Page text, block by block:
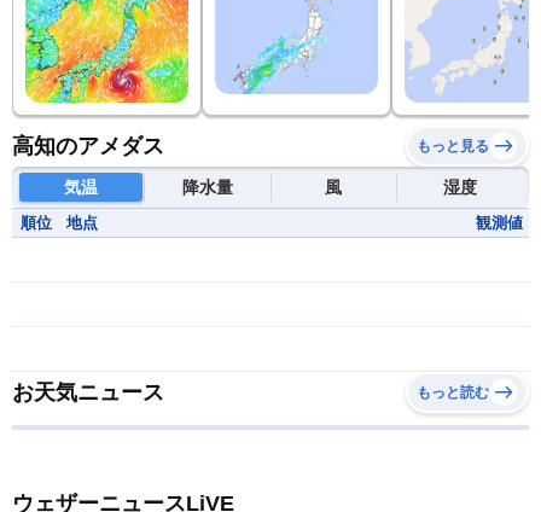
高知のアメダス もっと見る
気温 降水量 風 湿度
順位 地点 観測値
お天気ニュース もっと読む
ウェザーニュースLiVE